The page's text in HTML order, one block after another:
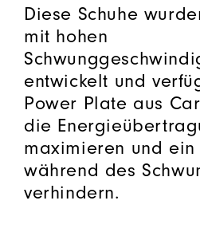
Diese Schuhe
mit hohen
entwickelt und
Power Plate aus
die
maximieren und ein
während des
verhindern.